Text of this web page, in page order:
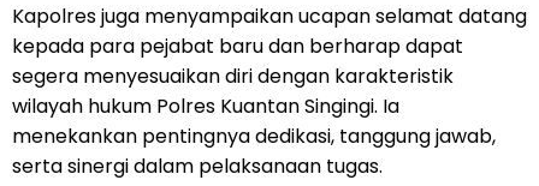
Kapolres juga menyampaikan ucapan selamat datang
kepada para pejabat baru dan berharap dapat
segera menyesuaikan diri dengan karakteristik
wilayah hukum Polres Kuantan Singingi. Ia
menekankan pentingnya dedikasi, tanggung jawab,
serta sinergi dalam pelaksanaan tugas.